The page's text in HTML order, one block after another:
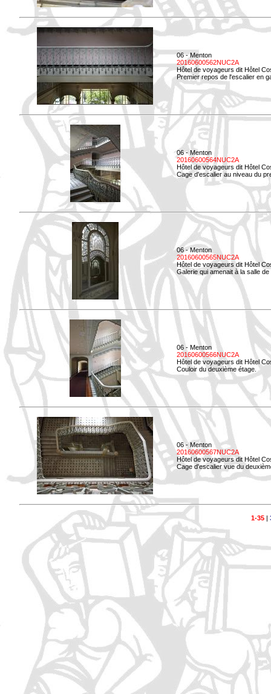
06 - Menton
20160600562NUC2A
Hôtel de voyageurs dit Hôtel
Premier repos de l'escalier en
06 - Menton
20160600564NUC2A
Hôtel de voyageurs dit Hôtel
Cage d'escalier au niveau du
06 - Menton
20160600565NUC2A
Hôtel de voyageurs dit Hôtel
Galerie qui amenait à la salle
06 - Menton
20160600566NUC2A
Hôtel de voyageurs dit Hôtel
Couloir du deuxième étage.
06 - Menton
20160600567NUC2A
Hôtel de voyageurs dit Hôtel
Cage d'escalier vue du
1-35|